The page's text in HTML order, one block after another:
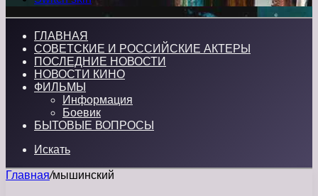
ГЛАВНАЯ
СОВЕТСКИЕ И РОССИЙСКИЕ АКТЕРЫ
ПОСЛЕДНИЕ НОВОСТИ
НОВОСТИ КИНО
ФИЛЬМЫ
Информация
Боевик
БЫТОВЫЕ ВОПРОСЫ
Искать
Главная/мышинский